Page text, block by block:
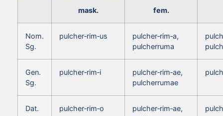
mask. fem.
Nom.
Sg.
pulcher‑rim‑us
pulcher‑rim‑a,
pulcherruma
Gen.
Sg.
pulcher‑rim‑i
pulcher‑rim‑ae,
pulcherrumae
Dat.
pulcher‑rim‑o
pulcher‑rim‑ae,